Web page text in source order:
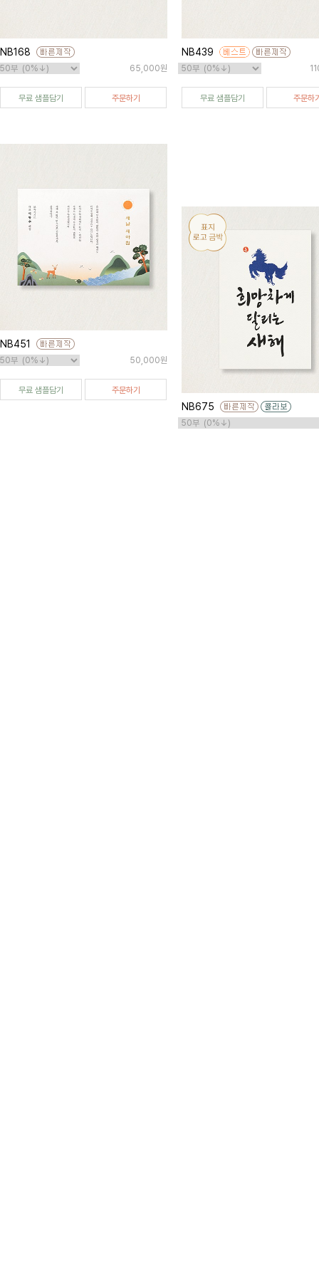
NB168
65,000원
무료 샘플담기 주문하기
NB439
무료 샘플담기 주문하
NB451
50,000원
무료 샘플담기 주문하기
NB675